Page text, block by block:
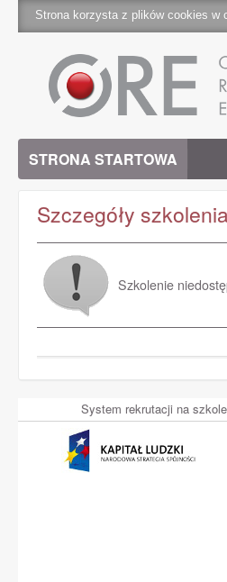
Strona korzysta z plików cookies w
STRONA STARTOWA
Szczegóły
Szkolenie
System rekrutacji na